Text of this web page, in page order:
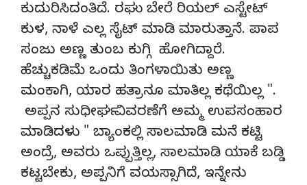
ಕುದುರಿಸಿದಂತಿದೆ. ರಘು ಬೇರೆ ರಿಯಲ್ ಎಸ್ಟೇಟ್
ಕುಳ, ನಾಳೆ ಎಲ್ಲ ಸೈಟ್ ಮಾಡಿ ಮಾರುತ್ತಾನೆ. ಪಾಪ
ಸಂಜು ಅಣ್ಣ ತುಂಬ ಕುಗ್ಗಿ ಹೋಗಿದ್ದಾರೆ.
ಹೆಚ್ಚುಕಡಿಮೆ ಒಂದು ತಿಂಗಳಾಯಿತು ಅಣ್ಣ
ಮಂಕಾಗಿ, ಯಾರ ಹತ್ರಾನೂ ಮಾತಿಲ್ಲ ಕಥೆಯಿಲ್ಲ ".
ಅಪ್ಪನ ಸುಧೀರ್ಘ ವಿವರಣೆಗೆ ಅಮ್ಮ ಉಪಸಂಹಾರ
ಮಾಡಿದಳು " ಬ್ಯಾಂಕಲ್ಲಿ ಸಾಲಮಾಡಿ ಮನೆ ಕಟ್ಟಿ
ಅಂದ್ರೆ, ಅವರು ಒಪ್ಪುತ್ತಿಲ್ಲ, ಸಾಲಮಾಡಿ ಯಾಕೆ ಬಡ್ಡಿ
ಕಟ್ಟಬೇಕು, ಅಪ್ಪನಿಗೆ ವಯಸ್ಸಾಗಿದೆ, ಇನ್ನೇನು